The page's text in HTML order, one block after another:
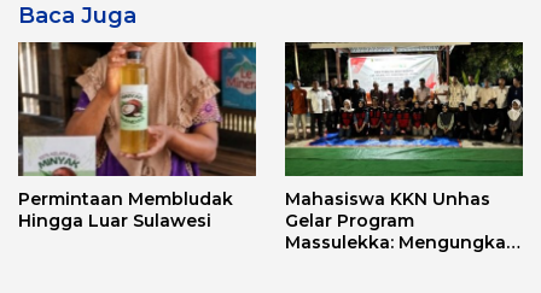
Baca Juga
Permintaan Membludak
Hingga Luar Sulawesi
Mahasiswa KKN Unhas
Gelar Program
Massulekka: Mengungkap